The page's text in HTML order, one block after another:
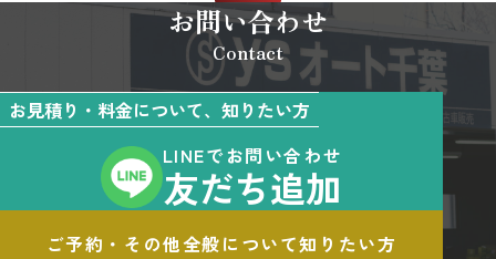
お問い合わせ
Contact
お見積り・料金について、知りたい方
LINEでお問い合わせ
友だち追加
ご予約・その他全般について知りたい方